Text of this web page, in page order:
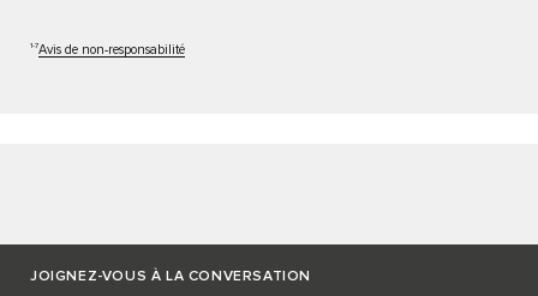
1-7Avis de non-responsabilité
JOIGNEZ-VOUS À LA CONVERSATION